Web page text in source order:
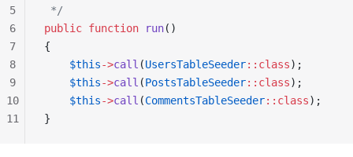
*/
public function run()
{
    $this
->call (UsersTableSeeder::class);
    $this
->call (PostsTableSeeder::class);
    $this
->call (CommentsTableSeeder::class);
}
5
6
7
8
9
10
11